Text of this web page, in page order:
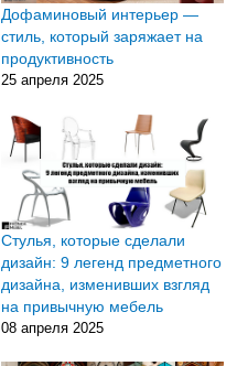
Дофаминовый интерьер —
стиль, который заряжает на
продуктивность
25 апреля 2025
Стулья, которые сделали
дизайн: 9 легенд предметного
дизайна, изменивших взгляд
на привычную мебель
08 апреля 2025